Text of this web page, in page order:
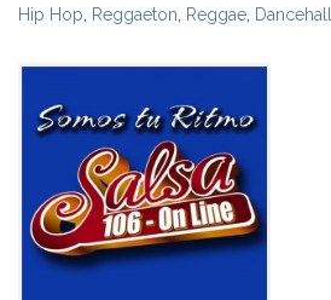
Hip Hop Reggaeton Reggae Dancehall